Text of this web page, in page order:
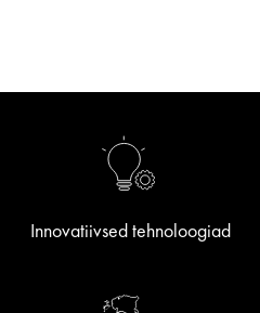
Innovatiivsed tehnoloogiad